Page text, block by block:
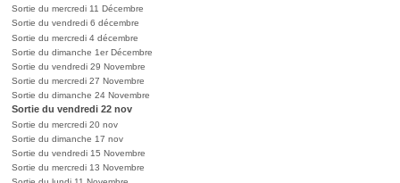
Sortie du mercredi 11 Décembre
Sortie du vendredi 6 décembre
Sortie du mercredi 4 décembre
Sortie du dimanche 1er Décembre
Sortie du vendredi 29 Novembre
Sortie du mercredi 27 Novembre
Sortie du dimanche 24 Novembre
Sortie du vendredi 22 nov
Sortie du mercredi 20 nov
Sortie du dimanche 17 nov
Sortie du vendredi 15 Novembre
Sortie du mercredi 13 Novembre